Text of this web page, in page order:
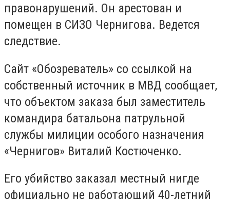
правонарушений. Он арестован и
помещен в СИЗО Чернигова. Ведется
следствие.
Сайт «Обозреватель» со ссылкой на
собственный источник в МВД сообщает,
что объектом заказа был заместитель
командира батальона патрульной
службы милиции особого назначения
«Чернигов» Виталий Костюченко.
Его убийство заказал местный нигде
официально не работающий 40-летний